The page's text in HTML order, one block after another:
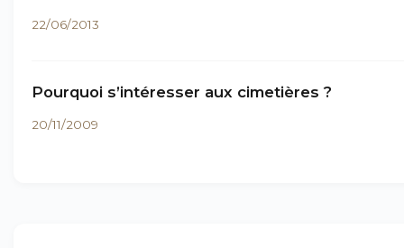
22/06/2013
Pourquoi s’intéresser aux cimetières ?
20/11/2009